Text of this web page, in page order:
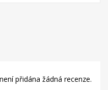
přidána žádná recenze.